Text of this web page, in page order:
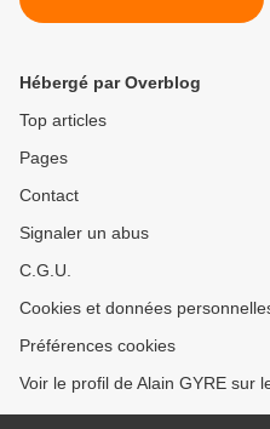
Hébergé par Overblog
Top articles
Pages
Contact
Signaler un abus
C.G.U.
Cookies et données
Préférences cookies
Voir le profil de Alain GYRE sur